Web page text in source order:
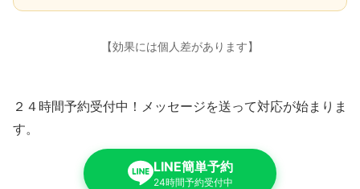
【効果には個人差があります】
２４時間予約受付中！メッセージを送って対応が始まりま
す。
LINE簡単予約
24時間予約受付中